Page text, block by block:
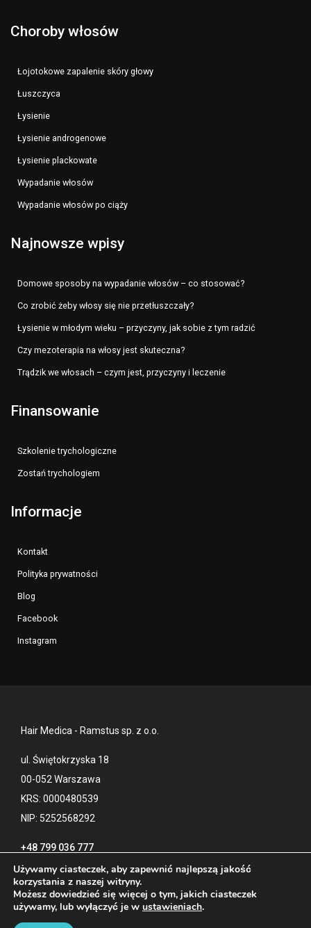
Choroby włosów
Łojotokowe zapalenie skóry głowy
Łuszczyca
Łysienie
Łysienie androgenowe
Łysienie plackowate
Wypadanie włosów
Wypadanie włosów po ciąży
Najnowsze wpisy
Domowe sposoby na wypadanie włosów – co stosować?
Co zrobić żeby włosy się nie przetłuszczały?
Łysienie w młodym wieku – przyczyny, jak sobie z tym radzić
Czy mezoterapia na włosy jest skuteczna?
Trądzik we włosach – czym jest, przyczyny i leczenie
Finansowanie
Szkolenie trychologiczne
Zostań trychologiem
Informacje
Kontakt
Polityka prywatności
Blog
Facebook
Instagram
Hair Medica - Ramstus sp. z o.o.
ul. Świętokrzyska 18
00-052 Warszawa
KRS: 0000480539
NIP: 5252568292
+48 799 036 777
Kontakt Polityka prywatności
Blog
Używamy ciasteczek, aby zapewnić najlepszą jakość
korzystania z naszej witryny.
Możesz dowiedzieć się więcej o tym, jakich ciasteczek
używamy, lub wyłączyć je w ustawieniach.